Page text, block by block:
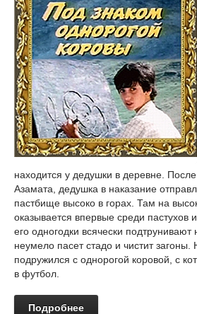
находится у дедушки в деревне.
Азамата, дедушка в наказание
пастбище высоко в горах. Там на
оказывается впервые среди пастухов
его одногодки всячески
неумело пасет стадо и чистит загоны.
подружился с однорогой коровой, с
в футбол.
Подробнее